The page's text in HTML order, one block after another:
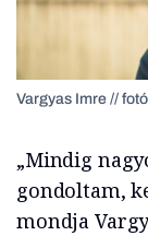
Vargyas Imre //
„Mindig
gondoltam,
mondja